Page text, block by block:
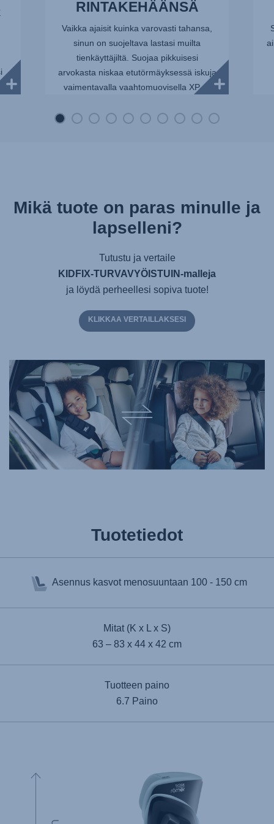
RINTAKEHÄÄNSÄ
Vaikka ajaisit kuinka varovasti tahansa,
sinun on suojeltava lastasi muilta
tienkäyttäjiltä. Suojaa pikkuisesi
arvokasta niskaa etutörmäyksessä iskuja
vaimentavalla vaahtomuovisella XP-...
Mikä tuote on paras minulle ja
lapselleni?
Tutustu ja vertaile
KIDFIX-TURVAVYÖISTUIN-malleja
ja löydä perheellesi sopiva tuote!
KLIKKAA VERTAILLAKSESI
Tuotetiedot
Asennus kasvot menosuuntaan 100 - 150 cm
Mitat (K x L x S)
63 – 83 x 44 x 42 cm
Tuotteen paino
6.7 Paino